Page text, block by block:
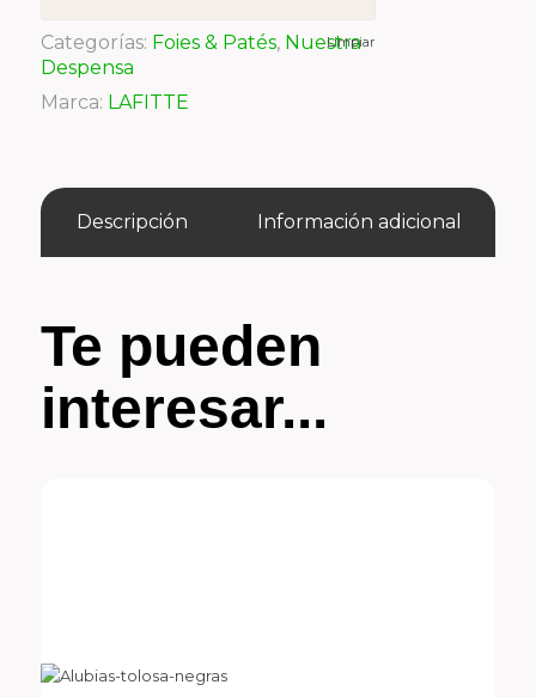
Limpiar
Categorías: Foies & Patés, Nuestra
Despensa
Marca: LAFITTE
Descripción Información adicional
Te pueden
interesar...